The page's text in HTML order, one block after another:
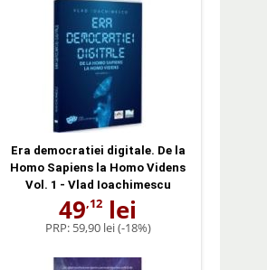
Era democratiei digitale. De la
Homo Sapiens la Homo Videns
Vol. 1 - Vlad Ioachimescu
49,12 lei
PRP: 59,90 lei(-18%)